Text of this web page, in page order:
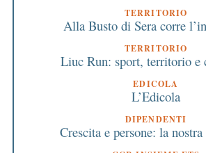
TERRITORIO
Alla Busto di Sera corre
TERRITORIO
Liuc Run: sport, territorio e
EDICOLA
L’Edicola
DIPENDENTI
Crescita e persone: la